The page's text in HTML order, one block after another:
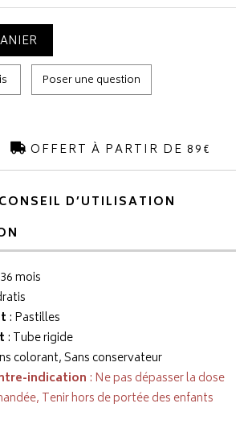
Poser une question
OFFERT À PARTIR DE 89€
CONSEIL D’UTILISATION
mois
: Pastilles
: Tube rigide
colorant, Sans conservateur
indication : Ne pas dépasser la dose
Tenir hors de portée des enfants